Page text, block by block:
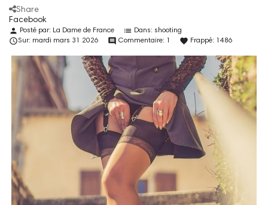
Share
Facebook
person Posté par: La Dame de France list Dans: shooting
Sur: mardi mars 31 2026 comment Commentaire: 1 favorite Frappé: 1486